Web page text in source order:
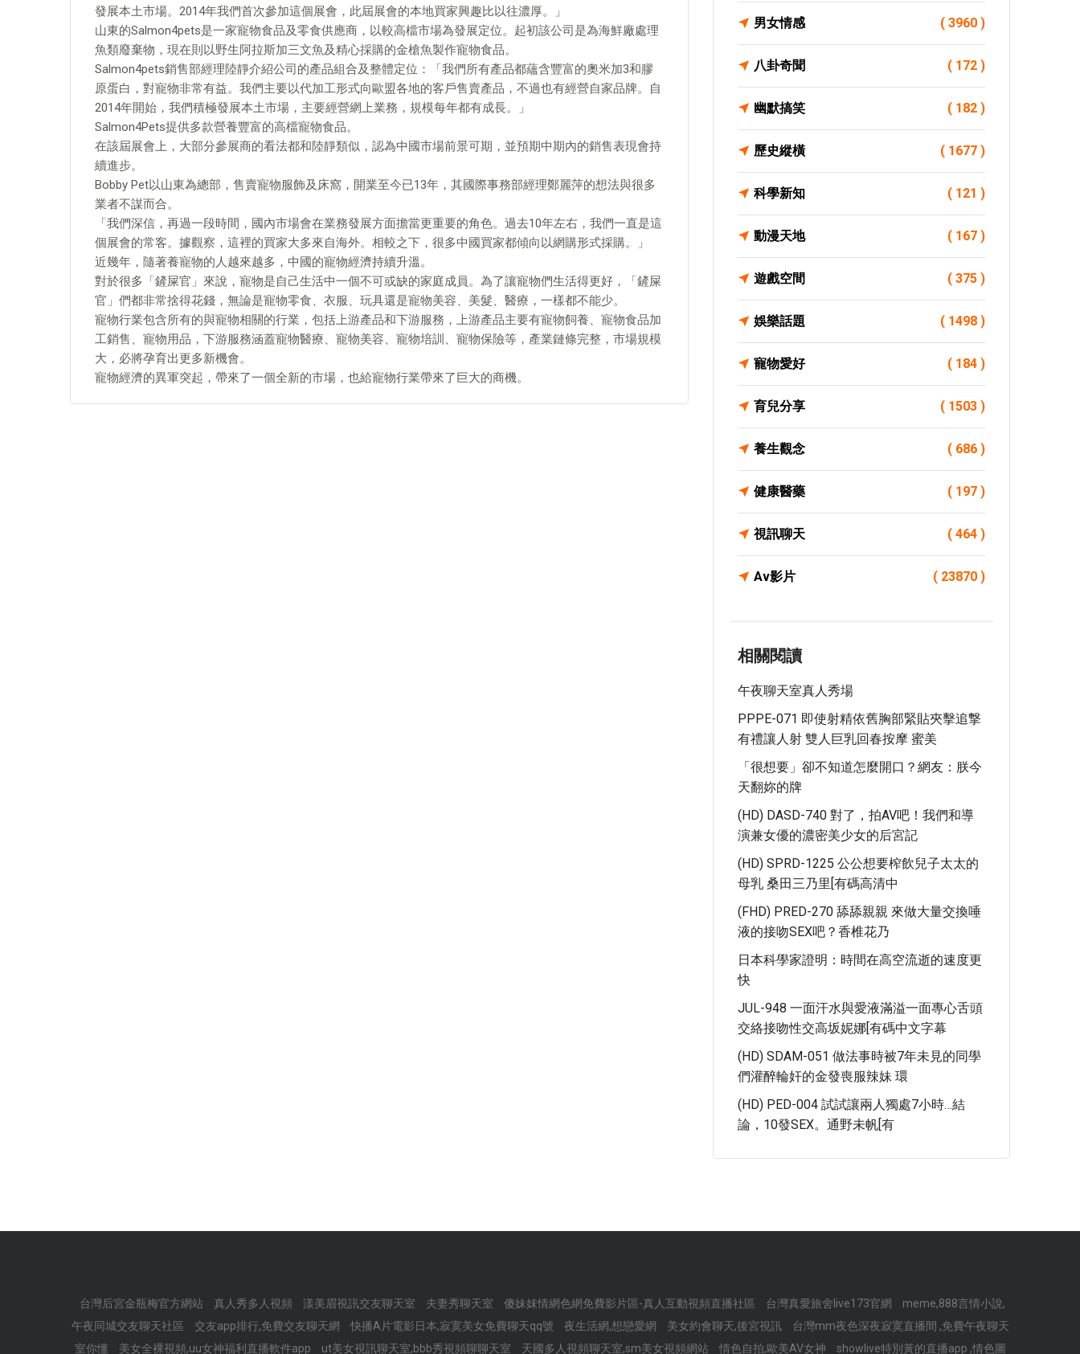
發展本土市場。2014年我們首次參加這個展會，此屆展會的本地買家興趣比以往濃厚。」
山東的Salmon4pets是一家寵物食品及零食供應商，以較高檔市場為發展定位。起初該公司是為海鮮廠處理
魚類廢棄物，現在則以野生阿拉斯加三文魚及精心採購的金槍魚製作寵物食品。
Salmon4pets銷售部經理陸靜介紹公司的產品組合及整體定位：「我們所有產品都蘊含豐富的奧米加3和膠
原蛋白，對寵物非常有益。我們主要以代加工形式向歐盟各地的客戶售賣產品，不過也有經營自家品牌。自
2014年開始，我們積極發展本土市場，主要經營網上業務，規模每年都有成長。」
Salmon4Pets提供多款營養豐富的高檔寵物食品。
在該屆展會上，大部分參展商的看法都和陸靜類似，認為中國市場前景可期，並預期中期內的銷售表現會持
續進步。
Bobby Pet以山東為總部，售賣寵物服飾及床窩，開業至今已13年，其國際事務部經理鄭麗萍的想法與很多
業者不謀而合。
「我們深信，再過一段時間，國內市場會在業務發展方面擔當更重要的角色。過去10年左右，我們一直是這
個展會的常客。據觀察，這裡的買家大多來自海外。相較之下，很多中國買家都傾向以網購形式採購。」
近幾年，隨著養寵物的人越來越多，中國的寵物經濟持續升溫。
對於很多「鏟屎官」來說，寵物是自己生活中一個不可或缺的家庭成員。為了讓寵物們生活得更好，「鏟屎
官」們都非常捨得花錢，無論是寵物零食、衣服、玩具還是寵物美容、美髮、醫療，一樣都不能少。
寵物行業包含所有的與寵物相關的行業，包括上游產品和下游服務，上游產品主要有寵物飼養、寵物食品加
工銷售、寵物用品，下游服務涵蓋寵物醫療、寵物美容、寵物培訓、寵物保險等，產業鏈條完整，市場規模
大，必將孕育出更多新機會。
寵物經濟的異軍突起，帶來了一個全新的市場，也給寵物行業帶來了巨大的商機。
男女情感 ( 3960 )
八卦奇聞 ( 172 )
幽默搞笑 ( 182 )
歷史縱橫 ( 1677 )
科學新知 ( 121 )
動漫天地 ( 167 )
遊戲空間 ( 375 )
娛樂話題 ( 1498 )
寵物愛好 ( 184 )
育兒分享 ( 1503 )
養生觀念 ( 686 )
健康醫藥 ( 197 )
視訊聊天 ( 464 )
Av影片 ( 23870 )
相關閱讀
午夜聊天室真人秀場
PPPE-071 即使射精依舊胸部緊貼夾擊追撃
有禮讓人射 雙人巨乳回春按摩 蜜美
「很想要」卻不知道怎麼開口？網友：朕今
天翻妳的牌
(HD) DASD-740 對了，拍AV吧！我們和導
演兼女優的濃密美少女的后宮記
(HD) SPRD-1225 公公想要榨飲兒子太太的
母乳 桑田三乃里[有碼高清中
(FHD) PRED-270 舔舔親親 來做大量交換唾
液的接吻SEX吧？香椎花乃
日本科學家證明：時間在高空流逝的速度更
快
JUL-948 一面汗水與愛液滿溢一面專心舌頭
交絡接吻性交高坂妮娜[有碼中文字幕
(HD) SDAM-051 做法事時被7年未見的同學
們灌醉輪奸的金發喪服辣妹 環
(HD) PED-004 試試讓兩人獨處7小時…結
論，10發SEX。通野未帆[有
台灣后宮金瓶梅官方網站 真人秀多人視頻 漾美眉視訊交友聊天室 夫妻秀聊天室 傻妹妺情網色網免費影片區-真人互動視頻直播社區 台灣真愛旅舍live173官網
meme,888言情小說,
午夜同城交友聊天社區
交友app排行,免費交友聊天網 快播A片電影日本,寂寞美女免費聊天qq號 夜生活網,想戀愛網 美女約會聊天,後宮視訊
台灣mm夜色深夜寂寞直播間 ,免費午夜聊天
室你懂
美女全裸視頻,uu女神福利直播軟件app ut美女視訊聊天室,bbb秀視頻聊聊天室 天國多人視頻聊天室,sm美女視頻網站 情色自拍,歐美AV女神 showlive特別黃的直播app ,情色圖